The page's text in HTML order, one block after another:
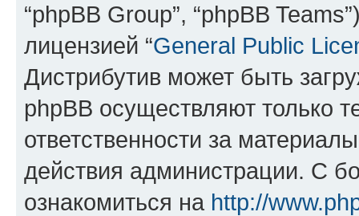
“phpBB Group”, “phpBB
лицензией “General Public
Дистрибутив может быть
phpBB осуществляют только
ответственности за
действия администрации. С
ознакомиться на http://